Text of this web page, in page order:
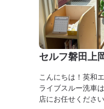
セルフ磐田上
こんにちは！英和
ライブスルー洗車
店にお任せくださ